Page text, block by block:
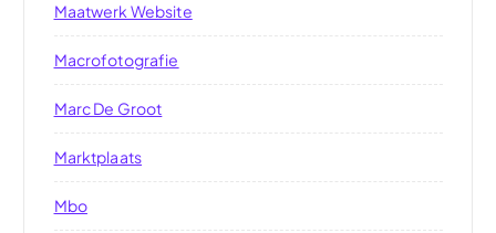
Maatwerk Website
Macrofotografie
Marc De Groot
Marktplaats
Mbo